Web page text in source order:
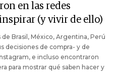
en las redes
(y vivir de ello)
Brasil, México, Argentina, Perú
decisiones de compra- y de
e incluso encontraron
para mostrar qué saben hacer y